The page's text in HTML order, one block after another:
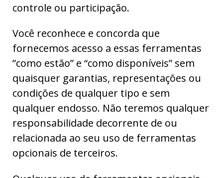
controle ou participação.
Você reconhece e concorda que
fornecemos acesso a essas ferramentas
”como estão” e “como disponíveis” sem
quaisquer garantias, representações ou
condições de qualquer tipo e sem
qualquer endosso. Não teremos qualquer
responsabilidade decorrente de ou
relacionada ao seu uso de ferramentas
opcionais de terceiros.